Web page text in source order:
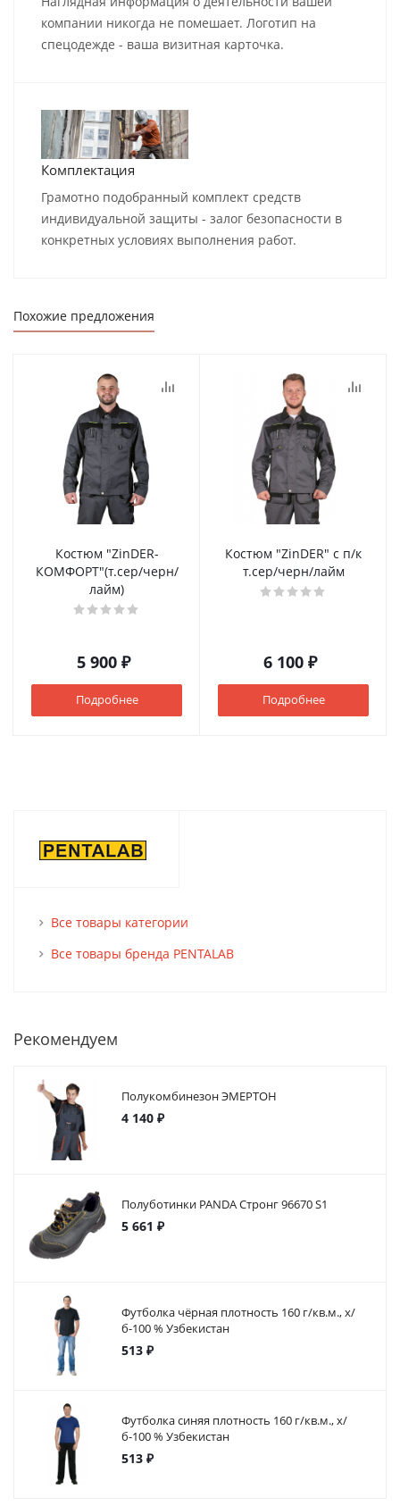
компании никогда не помешает. Логотип на
спецодежде - ваша визитная карточка.
Комплектация
Грамотно подобранный комплект средств
индивидуальной защиты - залог безопасности в
конкретных условиях выполнения работ.
Похожие предложения
Костюм "ZinDER-
КОМФОРТ"(т.сер/черн/
лайм)
5 900 ₽
Подробнее
Костюм "ZinDER" с п/к
т.сер/черн/лайм
6 100 ₽
Подробнее
Все товары категории
Все товары бренда PENTALAB
Рекомендуем
Полукомбинезон ЭМЕРТОН
4 140 ₽
Полуботинки PANDA Стронг 96670 S1
5 661 ₽
Футболка чёрная плотность 160 г/кв.м., х/
б-100 % Узбекистан
513 ₽
Футболка синяя плотность 160 г/кв.м., х/
б-100 % Узбекистан
513 ₽